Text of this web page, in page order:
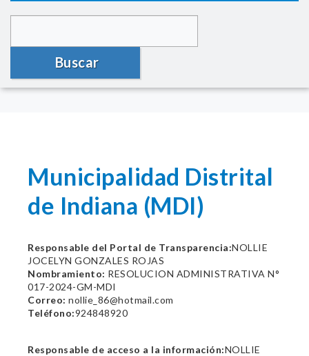
Buscar
Municipalidad Distrital
de Indiana (MDI)
Responsable del Portal de Transparencia:NOLLIE
JOCELYN GONZALES ROJAS
Nombramiento: RESOLUCION ADMINISTRATIVA N°
017-2024-GM-MDI
Correo: nollie_86@hotmail.com
Teléfono:924848920
Responsable de acceso a la información:NOLLIE